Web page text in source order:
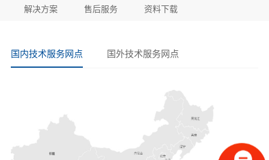
解决方案 售后服务 资料下载
国内技术服务网点 国外技术服务网点